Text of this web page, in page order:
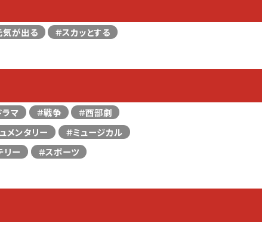
気が出る
＃スカッとする
ラマ ＃戦争
＃西部劇
メンタリー
＃ミュージカル
リー
＃スポーツ